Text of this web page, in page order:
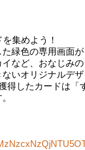
集めよう！
緑色の専用画面が
など、おなじみの
いオリジナルデザ
得したカードは「